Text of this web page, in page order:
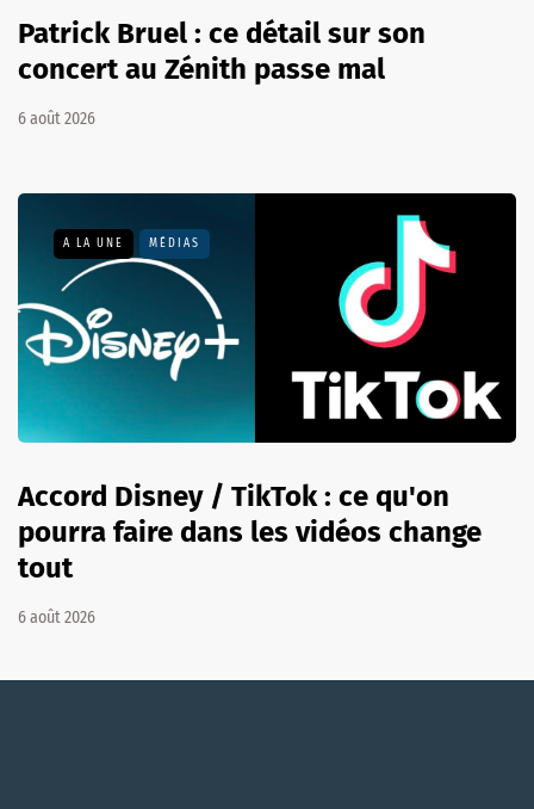
Patrick Bruel : ce détail sur son
concert au Zénith passe mal
6 août 2026
A LA UNE MÉDIAS
Accord Disney / TikTok : ce qu'on
pourra faire dans les vidéos change
tout
6 août 2026